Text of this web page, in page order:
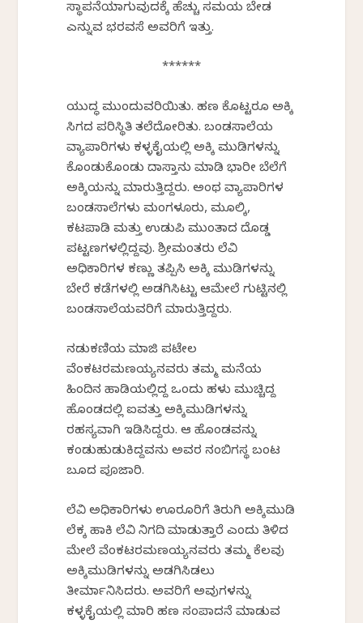
ಸ್ಥಾಪನೆಯಾಗುವುದಕ್ಕೆ ಹೆಚ್ಚು ಸಮಯ ಬೇಡ
ಎನ್ನುವ ಭರವಸೆ ಅವರಿಗೆ ಇತ್ತು.
******
ಯುದ್ಧ ಮುಂದುವರಿಯಿತು. ಹಣ ಕೊಟ್ಟರೂ ಅಕ್ಕಿ
ಸಿಗದ ಪರಿಸ್ಥಿತಿ ತಲೆದೋರಿತು. ಬಂಡಸಾಲೆಯ
ವ್ಯಾಪಾರಿಗಳು ಕಳ್ಳಕೈಯಲ್ಲಿ ಅಕ್ಕಿ ಮುಡಿಗಳನ್ನು
ಕೊಂಡುಕೊಂಡು ದಾಸ್ತಾನು ಮಾಡಿ ಭಾರೀ ಬೆಲೆಗೆ
ಅಕ್ಕಿಯನ್ನು ಮಾರುತ್ತಿದ್ದರು. ಅಂಥ ವ್ಯಾಪಾರಿಗಳ
ಬಂಡಸಾಲೆಗಳು ಮಂಗಳೂರು, ಮೂಲ್ಕಿ,
ಕಟಪಾಡಿ ಮತ್ತು ಉಡುಪಿ ಮುಂತಾದ ದೊಡ್ಡ
ಪಟ್ಟಣಗಳಲ್ಲಿದ್ದವು. ಶ್ರೀಮಂತರು ಲೆವಿ
ಅಧಿಕಾರಿಗಳ ಕಣ್ಣು ತಪ್ಪಿಸಿ ಅಕ್ಕಿ ಮುಡಿಗಳನ್ನು
ಬೇರೆ ಕಡೆಗಳಲ್ಲಿ ಅಡಗಿಸಿಟ್ಟು ಆಮೇಲೆ ಗುಟ್ಟಿನಲ್ಲಿ
ಬಂಡಸಾಲೆಯವರಿಗೆ ಮಾರುತ್ತಿದ್ದರು.
ನಡುಕಣಿಯ ಮಾಜಿ ಪಟೇಲ
ವೆಂಕಟರಮಣಯ್ಯನವರು ತಮ್ಮ ಮನೆಯ
ಹಿಂದಿನ ಹಾಡಿಯಲ್ಲಿದ್ದ ಒಂದು ಹಳು ಮುಚ್ಚಿದ್ದ
ಹೊಂಡದಲ್ಲಿ ಐವತ್ತು ಅಕ್ಕಿಮುಡಿಗಳನ್ನು
ರಹಸ್ಯವಾಗಿ ಇಡಿಸಿದ್ದರು. ಆ ಹೊಂಡವನ್ನು
ಕಂಡುಹುಡುಕಿದ್ದವನು ಅವರ ನಂಬಿಗಸ್ಥ ಬಂಟ
ಬೂದ ಪೂಜಾರಿ.
ಲೆವಿ ಅಧಿಕಾರಿಗಳು ಊರೂರಿಗೆ ತಿರುಗಿ ಅಕ್ಕಿಮುಡಿ
ಲೆಕ್ಕ ಹಾಕಿ ಲೆವಿ ನಿಗದಿ ಮಾಡುತ್ತಾರೆ ಎಂದು ತಿಳಿದ
ಮೇಲೆ ವೆಂಕಟರಮಣಯ್ಯನವರು ತಮ್ಮ ಕೆಲವು
ಅಕ್ಕಿಮುಡಿಗಳನ್ನು ಅಡಗಿಸಿಡಲು
ತೀರ್ಮಾನಿಸಿದರು. ಅವರಿಗೆ ಅವುಗಳನ್ನು
ಕಳ್ಳಕೈಯಲ್ಲಿ ಮಾರಿ ಹಣ ಸಂಪಾದನೆ ಮಾಡುವ